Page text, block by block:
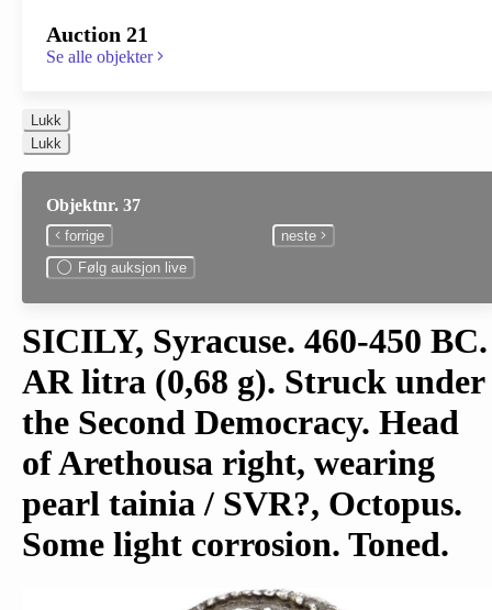
Auction 21
Se alle objekter
Lukk
Lukk
Objektnr. 37
forrige
neste
Følg auksjon live
SICILY, Syracuse. 460-450 BC.
AR litra (0,68 g). Struck under
the Second Democracy. Head
of Arethousa right, wearing
pearl tainia / SVR?, Octopus.
Some light corrosion. Toned.